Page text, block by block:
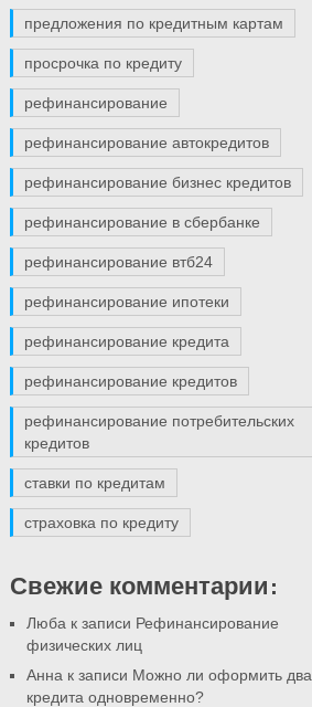
предложения по кредитным картам
просрочка по кредиту
рефинансирование
рефинансирование автокредитов
рефинансирование бизнес кредитов
рефинансирование в сбербанке
рефинансирование втб24
рефинансирование ипотеки
рефинансирование кредита
рефинансирование кредитов
рефинансирование потребительских
кредитов
ставки по кредитам
страховка по кредиту
Свежие комментарии:
Люба к записи Рефинансирование
физических лиц
Анна к записи Можно ли оформить два
кредита одновременно?